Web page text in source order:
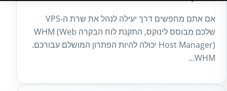
אם אתם מחפשים דרך יעילה לנהל את שרת ה-VPS
שלכם מבוסס לינוקס, התקנת לוח הבקרה WHM (Web
Host Manager) יכולה להיות הפתרון המושלם עבורכם.
WHM...